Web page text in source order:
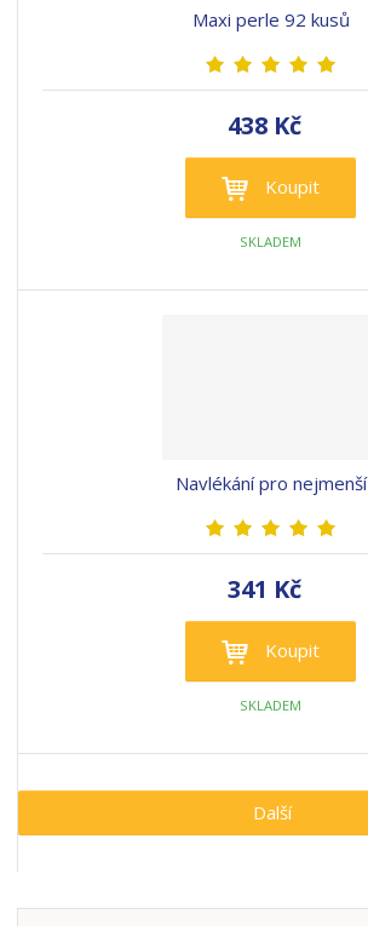
Maxi perle 92 kusů
438 Kč
Koupit
SKLADEM
Navlékání pro nejmenší
341 Kč
Koupit
SKLADEM
Další